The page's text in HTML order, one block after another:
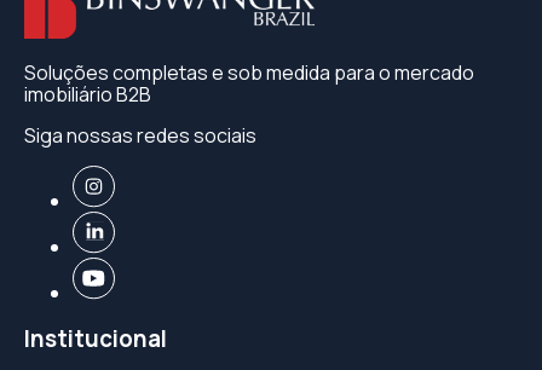
Soluções completas e sob medida para o mercado
imobiliário B2B
Siga nossas redes sociais
Institucional